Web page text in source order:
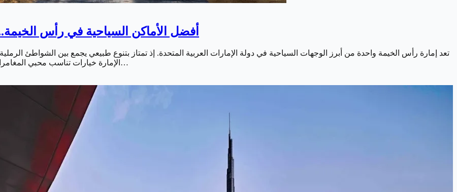
أفضل الأماكن السياحية في رأس
تعد إمارة رأس الخيمة واحدة من أبرز الوجهات السياحية في دولة الإمارات العربية المتحدة. إذ تمتاز بتنوع طبيعي يجمع بين الشواطئ
الإمارة خيارات تناسب محبي المغامرات والاسترخاء والأنشطة العائلية. ما يجعلها وجهة مثالية لقضاء عطلة…